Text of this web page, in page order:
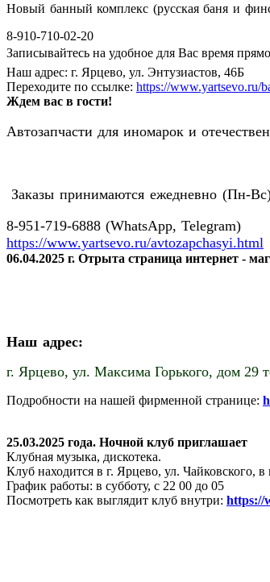
Новый банный комплекс (русская баня и
8-910-710-02-20
Записывайтесь на удобное для Вас время прямо
Наш адрес: г. Ярцево, ул. Энтузиастов, 46Б
Переходите по ссылке: https://www.yartsevo.ru/
Ждем вас в гости!
Автозапчасти для иномарок и
Заказы принимаются ежедневно (Пн-
8-951-719-6888 (WhatsApp, Telegram)
https://www.yartsevo.ru/avtozapchasyi.html
06.04.2025 г. Отрыта страница интернет -
Наш адрес:
г. Ярцево, ул. Максима Горького, дом 29
Подробности на нашей фирменной странице:
25.03.2025 года. Ночной клуб приглашает
Клубная музыка, дискотека.
Клуб находится в г. Ярцево, ул. Чайковского,
График работы: в субботу, с 22 00 до 05
Посмотреть как выглядит клуб внутри: https://